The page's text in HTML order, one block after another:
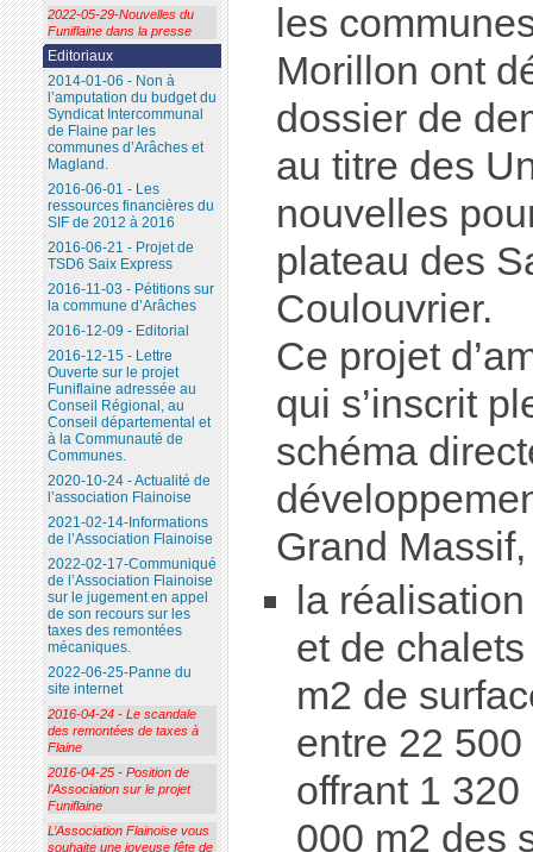
les
Morillon ont
dossier de
au titre des
nouvelles
plateau des
Coulouvrier.
Ce projet
qui s’inscrit
schéma
Grand
la
et de
m2 de
entre 22 500
offrant 1
000 m2 des
2022-05-29-Nouvelles du
Funiflaine dans la presse
Editoriaux
2014-01-06 - Non à
l’amputation du budget du
Syndicat Intercommunal
de Flaine par les
communes d’Arâches et
Magland.
2016-06-01 - Les
ressources financières du
SIF de 2012 à 2016
2016-06-21 - Projet de
TSD6 Saix Express
2016-11-03 - Pétitions sur
la commune d’Arâches
2016-12-09 - Editorial
2016-12-15 - Lettre
Ouverte sur le projet
Funiflaine adressée au
Conseil Régional, au
Conseil départemental et
à la Communauté de
Communes.
2020-10-24 - Actualité de
l’association Flainoise
2021-02-14-Informations
de l’Association Flainoise
2022-02-17-Communiqué
de l’Association Flainoise
sur le jugement en appel
de son recours sur les
taxes des remontées
mécaniques.
2022-06-25-Panne du
site internet
2016-04-24 - Le scandale
des remontées de taxes à
Flaine
2016-04-25 - Position de
l’Association sur le projet
Funiflaine
L’Association Flainoise vous
souhaite une joyeuse fête de